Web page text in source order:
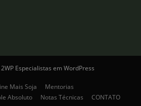
Especialistas em WordPress
Mais Soja
Mentorias
Absoluto Notas Técnicas CONTATO